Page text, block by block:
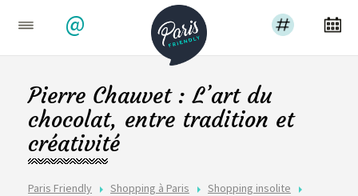
@
Paris Friendly Shopping à Paris
Shopping insolite
Pierre Chauvet : L’art du
chocolat, entre tradition et
créativité